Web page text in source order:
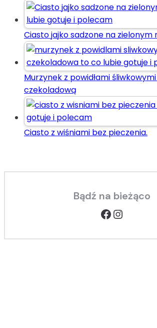
Ciasto jajko sadzone na zielonym
Murzynek z powidłami
czekoladową
Ciasto z wiśniami bez pieczenia.
Bądź na bieżąco
Facebook